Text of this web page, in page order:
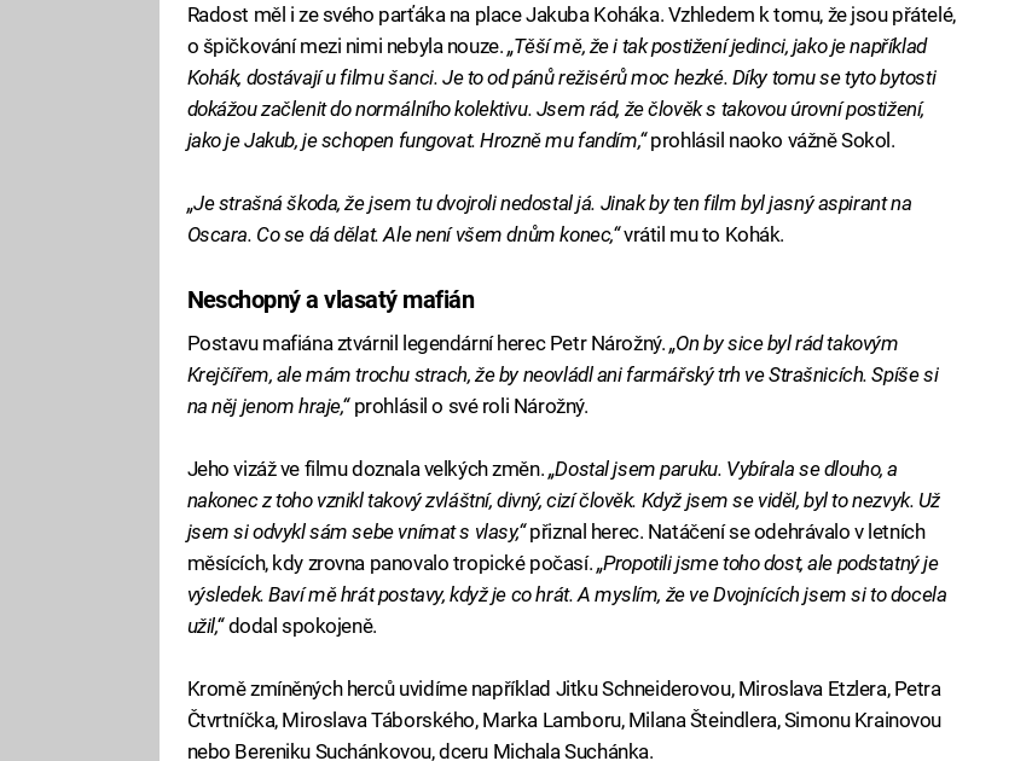
Radost měl i ze svého parťáka na place Jakuba Koháka. Vzhledem k tomu, že jsou přátelé,
o špičkování mezi nimi nebyla nouze. „Těší mě, že i tak postižení jedinci, jako je například
Kohák, dostávají u filmu šanci. Je to od pánů režisérů moc hezké. Díky tomu se tyto bytosti
dokážou začlenit do normálního kolektivu. Jsem rád, že člověk s takovou úrovní postižení,
jako je Jakub, je schopen fungovat. Hrozně mu fandím,“prohlásil naoko vážně Sokol.
„Je strašná škoda, že jsem tu dvojroli nedostal já. Jinak by ten film byl jasný aspirant na
Oscara. Co se dá dělat. Ale není všem dnům konec,“vrátil mu to Kohák.
Neschopný a vlasatý mafián
Postavu mafiána ztvárnil legendární herec Petr Nárožný. „On by sice byl rád takovým
Krejčířem, ale mám trochu strach, že by neovládl ani farmářský trh ve Strašnicích. Spíše si
na něj jenom hraje,“prohlásil o své roli Nárožný.
Jeho vizáž ve filmu doznala velkých změn. „Dostal jsem paruku. Vybírala se dlouho, a
nakonec z toho vznikl takový zvláštní, divný, cizí člověk. Když jsem se viděl, byl to nezvyk. Už
jsem si odvykl sám sebe vnímat s vlasy,“přiznal herec. Natáčení se odehrávalo v letních
měsících, kdy zrovna panovalo tropické počasí. „Propotili jsme toho dost, ale podstatný je
výsledek. Baví mě hrát postavy, když je co hrát. A myslím, že ve Dvojnících jsem si to docela
užil,“dodal spokojeně.
Kromě zmíněných herců uvidíme například Jitku Schneiderovou, Miroslava Etzlera, Petra
Čtvrtníčka, Miroslava Táborského, Marka Lamboru, Milana Šteindlera, Simonu Krainovou
nebo Bereniku Suchánkovou, dceru Michala Suchánka.